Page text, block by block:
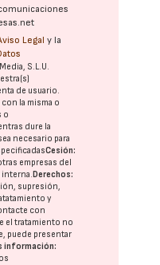
Legal y la
S.L.U.
de usuario.
la misma o
o
dure la
necesario para
Cesión:
empresas del
Derechos:
supresión,
y
con
el tratamiento no
puede presentar
información: